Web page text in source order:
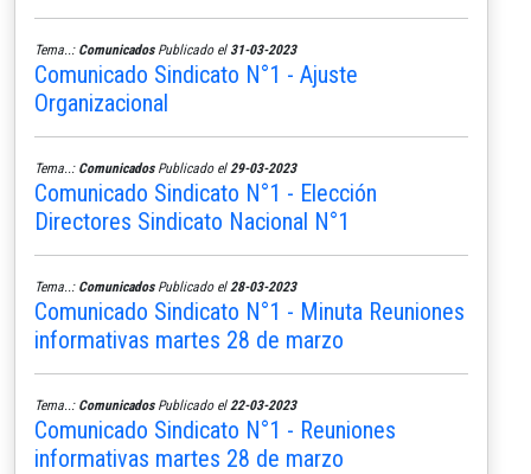
Tema..: ComunicadosPublicado el 31-03-2023
Comunicado Sindicato N°1 - Ajuste
Organizacional
Tema..: ComunicadosPublicado el 29-03-2023
Comunicado Sindicato N°1 - Elección
Directores Sindicato Nacional N°1
Tema..: ComunicadosPublicado el 28-03-2023
Comunicado Sindicato N°1 - Minuta Reuniones
informativas martes 28 de marzo
Tema..: ComunicadosPublicado el 22-03-2023
Comunicado Sindicato N°1 - Reuniones
informativas martes 28 de marzo